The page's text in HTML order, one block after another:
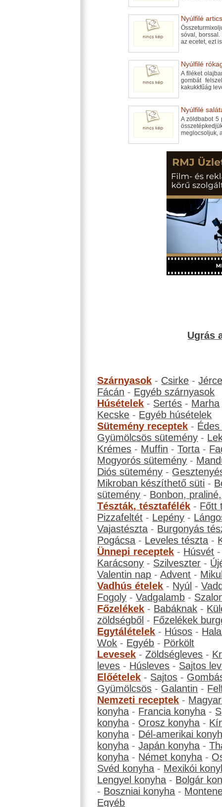
Nyúlfilé
sóval,
az ecetet, ezt
Nyúlfilé
A filéket
gombát
kakukkfűág
Nyúlfilé
A zöldbabot 5
meglocsoljuk,
Ugrás
Szárnyasok - Csirke -
Fácán - Egyéb szárnyasok
Húsételek - Sertés - Marha
Kecske - Egyéb húsételek
Sütemény receptek -
Gyümölcsös sütemény -
Krémes - Muffin -Torta -
Mogyorós sütemény -
Diós sütemény -
Mikroban készíthető süti -
sütemény - Bonbon,
Tészták, tésztafélék - Főtt
Pizzafeltét - Lepény -
Vajastészta - Burgonyás
Pogácsa - Leveles tészta -
Ünnepi receptek - Húsvét
Karácsony - Szilveszter -
Valentin nap -Advent -
Vadhús ételek - Nyúl -
Fogoly -Vadgalamb -
Főzelékek - Babáknak -
zöldségből - Főzelékek
Egytálételek - Húsos -
Wok - Egyéb - Pörkölt
Levesek -Zöldségleves -
leves - Húsleves - Sajtos
Előételek - Sajtos -
Gyümölcsös - Galantin -
Nemzeti receptek -
konyha - Francia konyha -
konyha - Orosz konyha -
konyha - Dél-amerikai
konyha -Japán konyha -
konyha - Német konyha -
Svéd konyha - Mexikói
Lengyel konyha - Bolgár
- Boszniai konyha -
Egyéb